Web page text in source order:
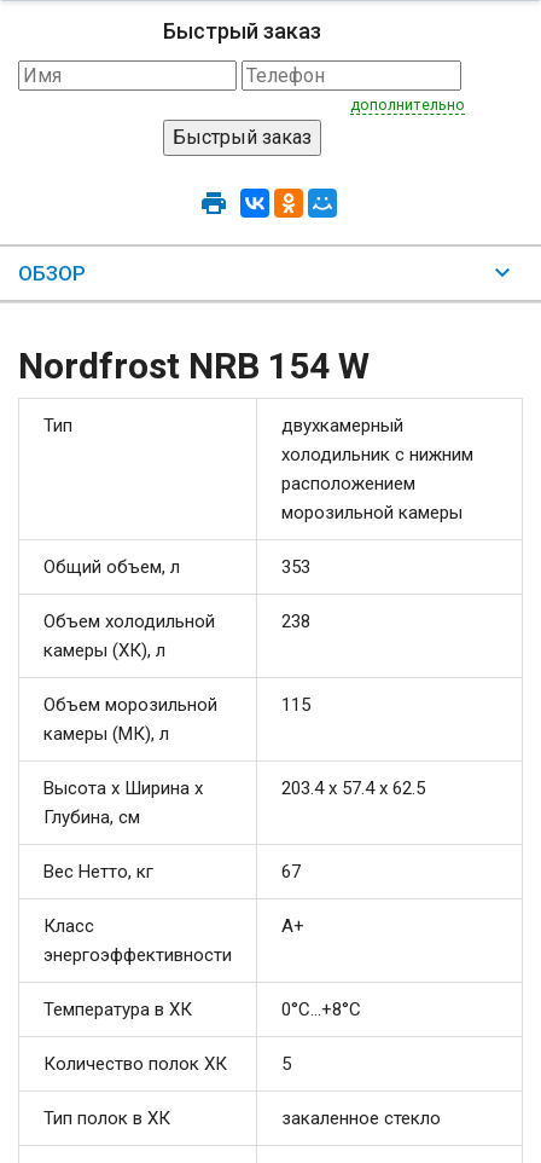
Быстрый заказ
дополнительно
ОБЗОР
Nordfrost NRB 154 W
Тип
двухкамерный
холодильник с нижним
расположением
морозильной камеры
Общий объем, л 353
Объем холодильной
камеры (ХК), л
238
Объем морозильной
камеры (МК), л
115
Высота х Ширина х
Глубина, см
203.4 х 57.4 х 62.5
Вес Нетто, кг 67
Класс
энергоэффективности
A+
Температура в ХК 0°С...+8°С
Количество полок ХК 5
Тип полок в ХК закаленное стекло